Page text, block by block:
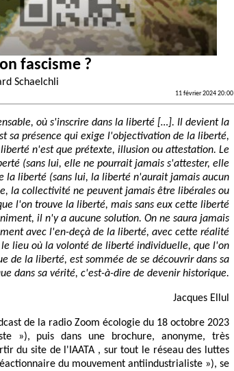
fascisme ?
Schaelchli
11 février 2024 20:00
où s'inscrire dans la liberté […]. Il devient la
sa présence qui exige l'objectivation de la liberté,
n'est que prétexte, illusion ou attestation. Le
(sans lui, elle ne pourrait jamais s'attester, elle
la liberté (sans lui, la liberté n'aurait jamais aucun
la collectivité ne peuvent jamais être libérales ou
l'on trouve la liberté, mais sans eux cette liberté
il n'y a aucune solution. On ne saura jamais
avec l'en-deçà de la liberté, avec cette réalité
lieu où la volonté de liberté individuelle, que l'on
de la liberté, est sommée de se découvrir dans sa
dans sa vérité, c'est-à-dire de devenir historique.
Jacques Ellul
de la radio Zoom écologie du 18 octobre 2023
»), puis dans une brochure, anonyme, très
du site de l'IAATA , sur tout le réseau des luttes
du mouvement antiindustrialiste »), se